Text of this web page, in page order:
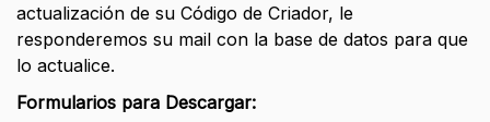
actualización de su Código de Criador, le
responderemos su mail con la base de datos para que
lo actualice.
Formularios para Descargar: